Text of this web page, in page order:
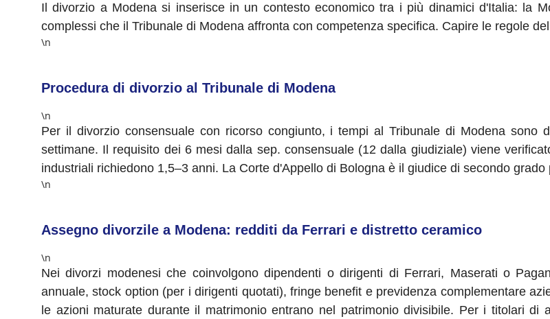
Il divorzio a Modena si inserisce in un contesto economico tra i più dinamici d'Italia: la
complessi che il Tribunale di Modena affronta con competenza specifica. Capire le regole
\n
Procedura di divorzio al Tribunale di Modena
\n
Per il divorzio consensuale con ricorso congiunto, i tempi al Tribunale di Modena
settimane. Il requisito dei 6 mesi dalla sep. consensuale (12 dalla giudiziale) viene
industriali richiedono 1,5–3 anni. La Corte d'Appello di Bologna è il giudice di secondo
\n
Assegno divorzile a Modena: redditi da Ferrari e distretto ceramico
\n
Nei divorzi modenesi che coinvolgono dipendenti o dirigenti di Ferrari, Maserati o
annuale, stock option (per i dirigenti quotati), fringe benefit e previdenza complementare
le azioni maturate durante il matrimonio entrano nel patrimonio divisibile. Per i titolari di